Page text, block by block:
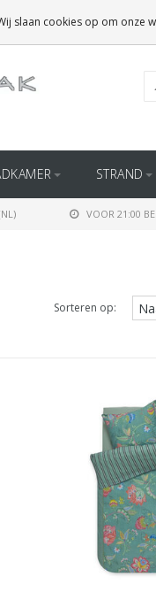
STRAND
VOOR 21:00
Sorteren op:
slaan cookies op om onze